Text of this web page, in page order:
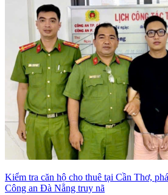
Kiểm tra căn hộ cho thuê tại Cần Thơ,
Công an Đà Nẵng truy nã